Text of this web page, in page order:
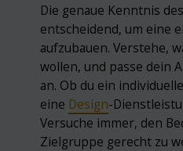
Die genaue Kenntnis
entscheidend, um eine
aufzubauen. Verstehe,
wollen, und passe dein
an. Ob du ein
eine Design-
Versuche immer, den
Zielgruppe gerecht zu